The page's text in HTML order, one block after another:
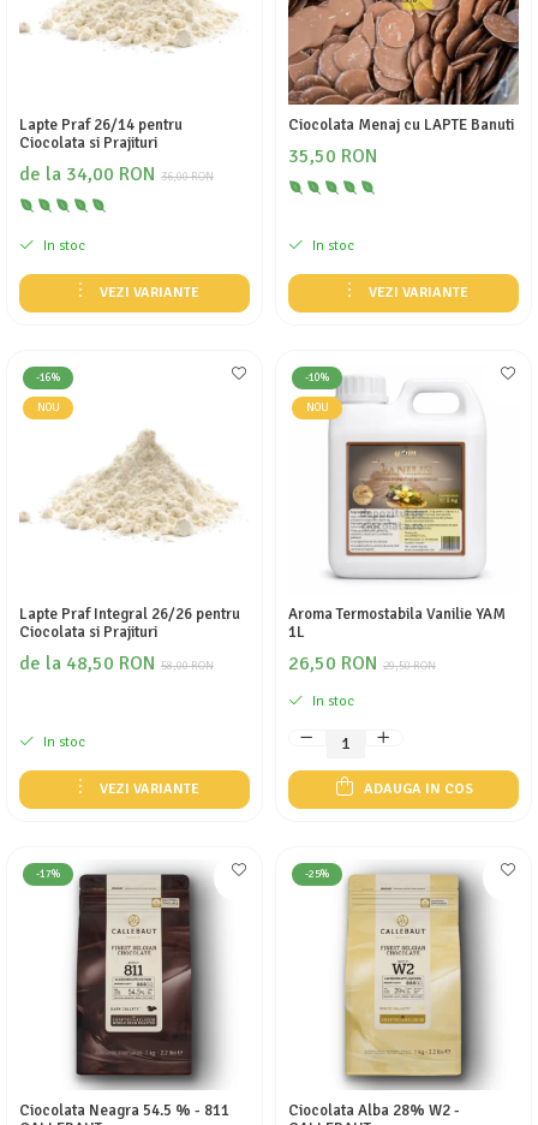
Lapte Praf 26/14 pentru
Ciocolata si Prajituri
36,00 RON
de la 34,00 RON
In stoc
VEZI VARIANTE
Ciocolata Menaj cu LAPTE Banuti
35,50 RON
In stoc
VEZI VARIANTE
-16%
NOU
Lapte Praf Integral 26/26 pentru
Ciocolata si Prajituri
58,00 RON
de la 48,50 RON
In stoc
VEZI VARIANTE
-10%
NOU
Aroma Termostabila Vanilie YAM
1L
29,50 RON
26,50 RON
In stoc
ADAUGA IN COS
-17%
Ciocolata Neagra 54.5 % - 811
-25%
Ciocolata Alba 28% W2 -